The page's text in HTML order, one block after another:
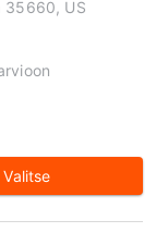
35660, US
Valitse